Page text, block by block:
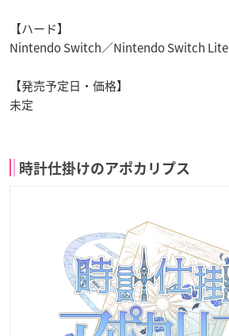
【ハード】
Nintendo Switch／Nintendo Switch Lite
【発売予定日・価格】
未定
時計仕掛けのアポカリプス